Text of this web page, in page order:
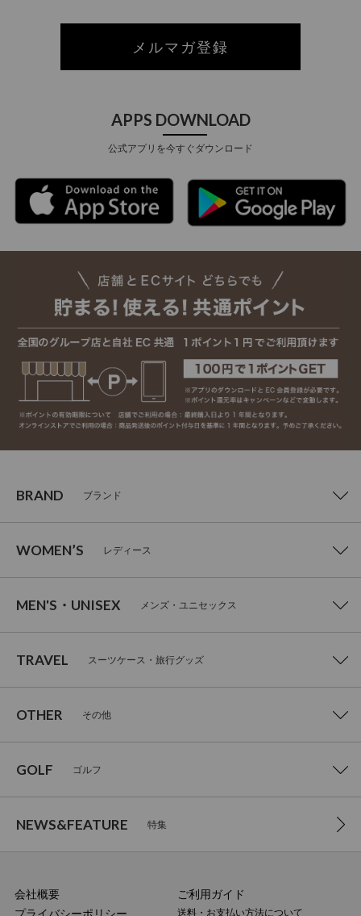
メルマガ登録
APPS DOWNLOAD
公式アプリを今すぐダウンロード
BRAND ブランド
WOMEN’S レディース
MEN'S・UNISEX メンズ・ユニセックス
TRAVEL スーツケース・旅行グッズ
OTHER その他
GOLF ゴルフ
NEWS&FEATURE 特集
会社概要
ご利用ガイド
送料・お支払い方法について